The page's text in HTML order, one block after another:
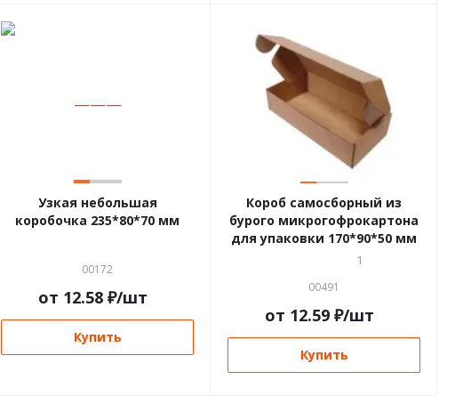
———
Узкая небольшая
коробочка 235*80*70 мм
00172
от 12.58 ₽/шт
Купить
——
Короб самосборный из
бурого микрогофрокартона
для упаковки 170*90*50 мм
1
00491
от 12.59 ₽/шт
Купить